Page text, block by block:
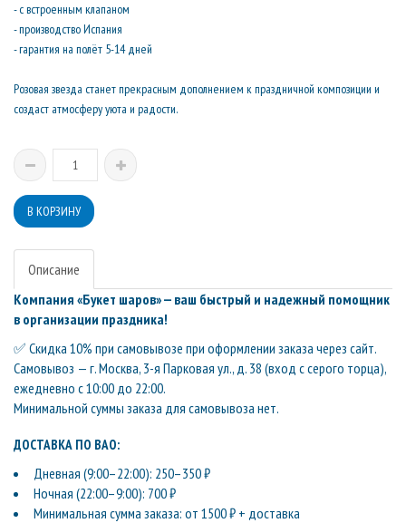
- с встроенным клапаном
- производство Испания
- гарантия на полёт 5-14 дней
Розовая звезда станет прекрасным дополнением к праздничной композиции и
создаст атмосферу уюта и радости.
Описание
Компания «Букет шаров» — ваш быстрый и надежный помощник
в организации праздника!
✅ Скидка 10% при самовывозе при оформлении заказа через сайт.
Самовывоз — г. Москва, 3-я Парковая ул., д. 38 (вход с серого торца),
ежедневно с 10:00 до 22:00.
Минимальной суммы заказа для самовывоза нет.
ДОСТАВКА ПО ВАО:
Дневная (9:00–22:00): 250–350 ₽
Ночная (22:00–9:00): 700 ₽
Минимальная сумма заказа: от 1500 ₽ + доставка